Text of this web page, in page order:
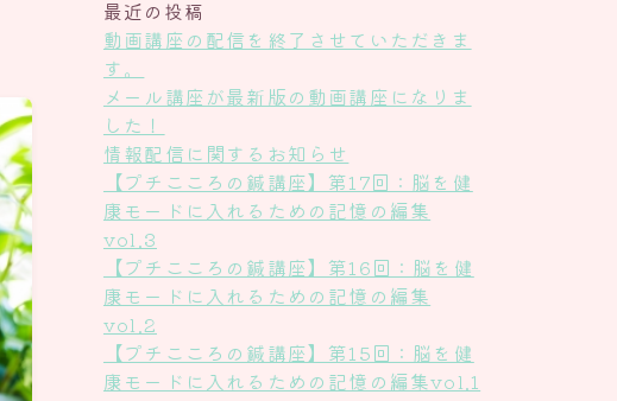
最近の投稿
動画講座の配信を終了させていただきま
す。
メール講座が最新版の動画講座になりま
した！
情報配信に関するお知らせ
【プチこころの鍼講座】第17回：脳を健
康モードに入れるための記憶の編集
vol.3
【プチこころの鍼講座】第16回：脳を健
康モードに入れるための記憶の編集
vol.2
【プチこころの鍼講座】第15回：脳を健
康モードに入れるための記憶の編集vol.1